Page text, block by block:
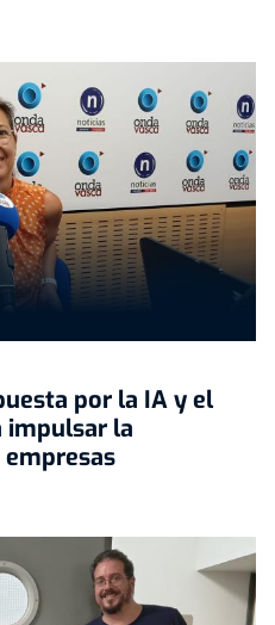
por la IA y el
impulsar la